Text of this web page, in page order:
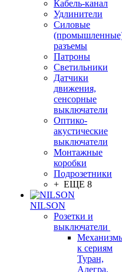
Кабель-канал
Удлинители
Силовые
разъемы
Патроны
Светильники
Датчики
движения,
сенсорные
выключатели
Оптико-
акустические
выключатели
Монтажные
коробки
Подрозетники
+ ЕЩЕ 8
NILSON
Розетки и
выключатели
к сериям
Туран,
Алегра,